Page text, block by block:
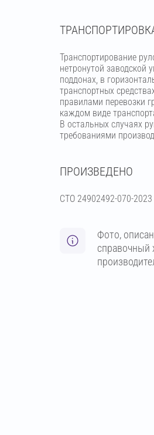
Транспортирование
нетронутой заводской
поддонах, в
транспортных
правилами перевозки
каждом виде
В остальных случаях
требованиями
ПРОИЗВЕДЕНО
СТО 24902492-070-2023
Фото,
справочный